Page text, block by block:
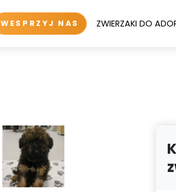
WESPRZYJ NAS ZWIERZAKI DO